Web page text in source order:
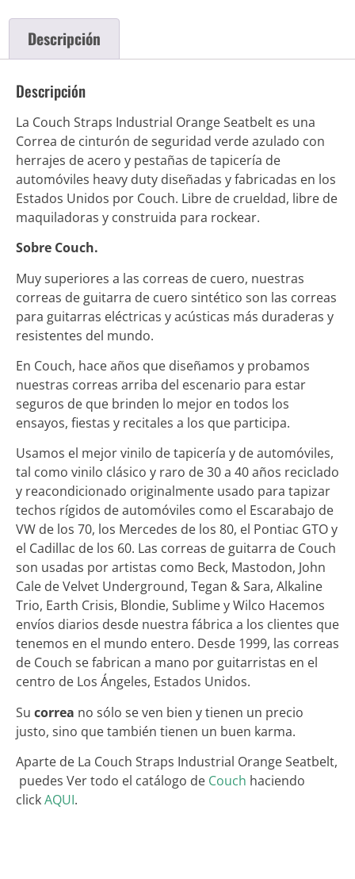
Descripción
Descripción
La Couch Straps Industrial Orange Seatbelt es una
Correa de cinturón de seguridad verde azulado con
herrajes de acero y pestañas de tapicería de
automóviles heavy duty diseñadas y fabricadas en los
Estados Unidos por Couch. Libre de crueldad, libre de
maquiladoras y construida para rockear.
Sobre Couch.
Muy superiores a las correas de cuero, nuestras
correas de guitarra de cuero sintético son las correas
para guitarras eléctricas y acústicas más duraderas y
resistentes del mundo.
En Couch, hace años que diseñamos y probamos
nuestras correas arriba del escenario para estar
seguros de que brinden lo mejor en todos los
ensayos, fiestas y recitales a los que participa.
Usamos el mejor vinilo de tapicería y de automóviles,
tal como vinilo clásico y raro de 30 a 40 años reciclado
y reacondicionado originalmente usado para tapizar
techos rígidos de automóviles como el Escarabajo de
VW de los 70, los Mercedes de los 80, el Pontiac GTO y
el Cadillac de los 60. Las correas de guitarra de Couch
son usadas por artistas como Beck, Mastodon, John
Cale de Velvet Underground, Tegan & Sara, Alkaline
Trio, Earth Crisis, Blondie, Sublime y Wilco Hacemos
envíos diarios desde nuestra fábrica a los clientes que
tenemos en el mundo entero. Desde 1999, las correas
de Couch se fabrican a mano por guitarristas en el
centro de Los Ángeles, Estados Unidos.
Su correa no sólo se ven bien y tienen un precio
justo, sino que también tienen un buen karma.
Aparte de La Couch Straps Industrial Orange Seatbelt,
puedes Ver todo el catálogo de Couch haciendo
clickAQUI.